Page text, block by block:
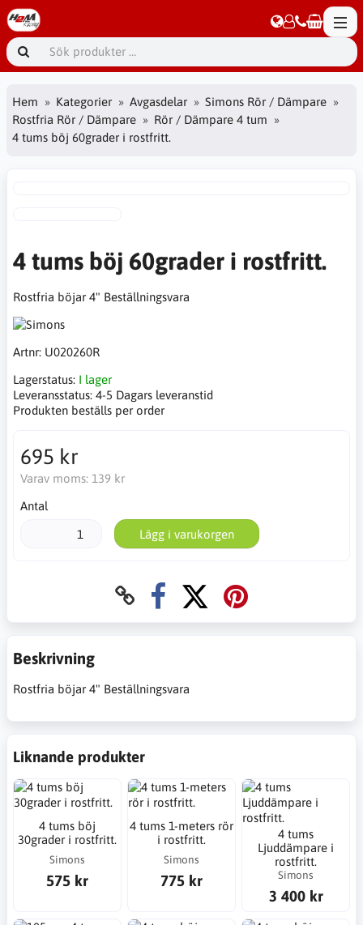
Hem Kategorier Avgasdelar
Simons Rör / Dämpare
Rostfria Rör / Dämpare
Rör / Dämpare 4 tum
4 tums böj 60grader i rostfritt.
4 tums böj 60grader i rostfritt.
Rostfria böjar 4" Beställningsvara
Artnr: U020260R
Lagerstatus: I lager
Leveransstatus: 4-5 Dagars leveranstid
Produkten beställs per order
695 kr
Varav moms: 139 kr
Antal
Lägg i varukorgen
Beskrivning
Rostfria böjar 4" Beställningsvara
Liknande produkter
4 tums böj
30grader i rostfritt.
Simons
575 kr
4 tums 1-meters rör
i rostfritt.
Simons
775 kr
4 tums
Ljuddämpare i
rostfritt.
Simons
3 400 kr